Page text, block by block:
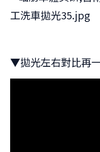
▼拋光左右對比再